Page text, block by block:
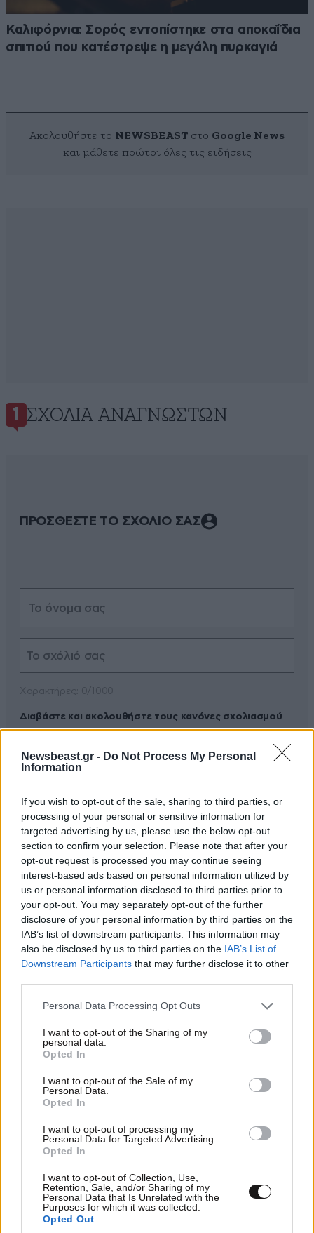
Newsbeast.gr - Do Not Process My Personal
Information
If you wish to opt-out of the sale, sharing to third parties, or
processing of your personal or sensitive information for
targeted advertising by us, please use the below opt-out
section to confirm your selection. Please note that after your
opt-out request is processed you may continue seeing
interest-based ads based on personal information utilized by
us or personal information disclosed to third parties prior to
your opt-out. You may separately opt-out of the further
disclosure of your personal information by third parties on the
IAB’s list of downstream participants. This information may
also be disclosed by us to third parties on the IAB’s List of
Downstream Participants that may further disclose it to other
Please note that this website/app uses one or more Google
not limited to your visit or usage behaviour. You may click to
grant or deny consent to Google and its third-party tags to
use your data for below specified purposes in below Google
consent section.
Personal Data Processing Opt Outs
I want to opt-out of the Sharing of my
personal data.
Opted In
I want to opt-out of the Sale of my
Personal Data.
Opted In
I want to opt-out of processing my
Personal Data for Targeted Advertising.
Opted In
I want to opt-out of Collection, Use,
Retention, Sale, and/or Sharing of my
Personal Data that Is Unrelated with the
Purposes for which it was collected.
Opted Out
Καλιφόρνια: Σορός εντοπίστηκε στα αποκαΐδια
σπιτιού που κατέστρεψε η μεγάλη πυρκαγιά
Ακολουθήστε το NEWSBEAST στο Google News
και μάθετε πρώτοι όλες τις ειδήσεις
1 ΣΧΌΛΙΑ ΑΝΑΓΝΩΣΤΏΝ
ΠΡΟΣΘΕΣΤΕ ΤΟ ΣΧΟΛΙΟ ΣΑΣ
Διαβάστε και ακολουθήστε τους κανόνες σχολιασμού
ΠΡΟΣΘΗΚΗ
Πάντα φταίει ο άλλος 29·03·2024 16:47
Ο νέος Spiderman....
0
TRENDING